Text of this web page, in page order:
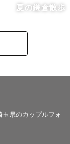
。
来事ばかりで
いたのか、あ
細な日常、で
夏の鎌倉散歩
玉県のカップルフォ